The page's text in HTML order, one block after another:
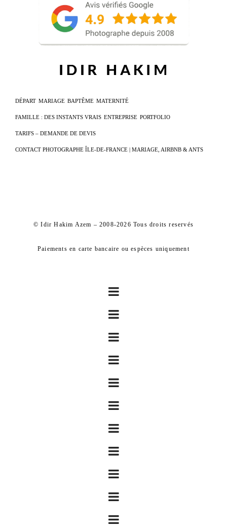
DÉPART MARIAGE BAPTÊME MATERNITÉ
FAMILLE : DES INSTANTS VRAIS ENTREPRISE PORTFOLIO
TARIFS – DEMANDE DE DEVIS
CONTACT PHOTOGRAPHE ÎLE-DE-FRANCE | MARIAGE, AIRBNB & ANTS
© Idir Hakim Azem – 2008-2026 Tous droits reservés
Paiements en carte bancaire ou espèces uniquement